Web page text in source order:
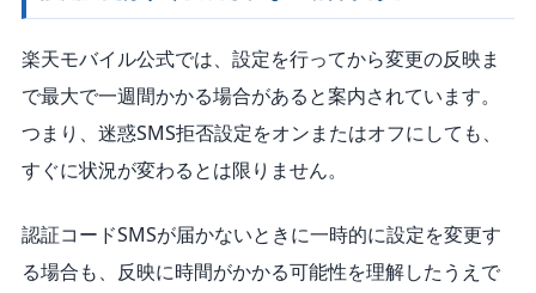
楽天モバイル公式では、設定を行ってから変更の反映ま
で最大で一週間かかる場合があると案内されています。
つまり、迷惑SMS拒否設定をオンまたはオフにしても、
すぐに状況が変わるとは限りません。
認証コードSMSが届かないときに一時的に設定を変更す
る場合も、反映に時間がかかる可能性を理解したうえで